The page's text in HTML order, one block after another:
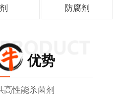
剂 防腐剂
优势
高性能杀菌剂